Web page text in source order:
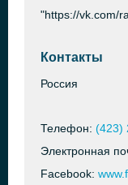
"https://vk.com/
Контакты
Россия
Телефон: (423)
Электронная
Facebook: